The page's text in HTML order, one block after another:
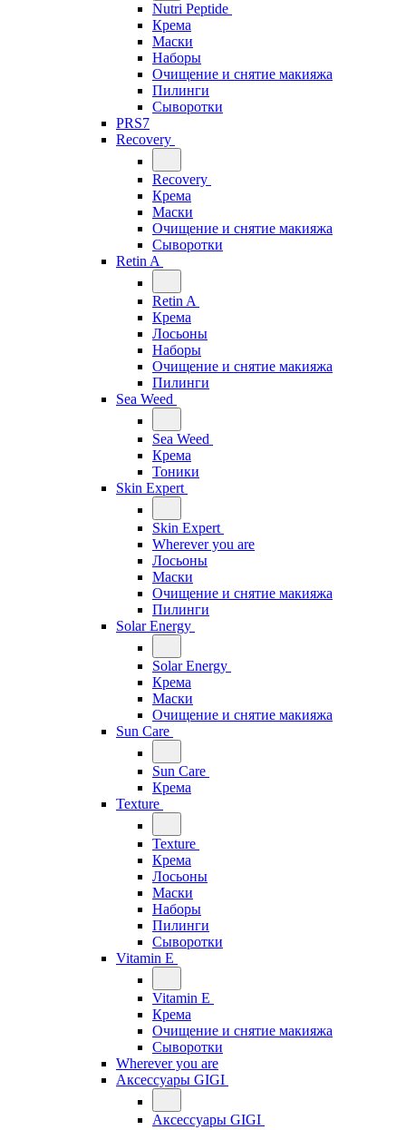
Nutri Peptide
Крема
Маски
Наборы
Очищение и снятие макияжа
Пилинги
Сыворотки
PRS7
Recovery
Recovery
Крема
Маски
Очищение и снятие макияжа
Сыворотки
Retin A
Retin A
Крема
Лосьоны
Наборы
Очищение и снятие макияжа
Пилинги
Sea Weed
Sea Weed
Крема
Тоники
Skin Expert
Skin Expert
Wherever you are
Лосьоны
Маски
Очищение и снятие макияжа
Пилинги
Solar Energy
Solar Energy
Крема
Маски
Очищение и снятие макияжа
Sun Care
Sun Care
Крема
Texture
Texture
Крема
Лосьоны
Маски
Наборы
Пилинги
Сыворотки
Vitamin E
Vitamin E
Крема
Очищение и снятие макияжа
Сыворотки
Wherever you are
Аксессуары GIGI
Аксессуары GIGI